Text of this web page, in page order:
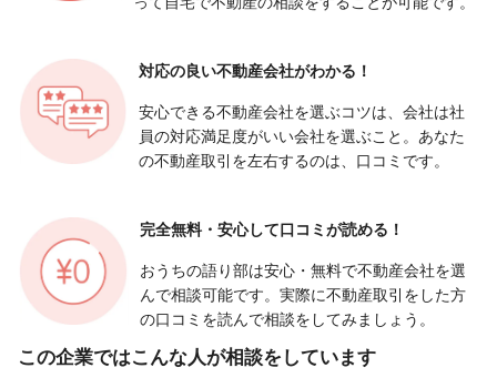
対応の良い不動産会社がわかる！
安心できる不動産会社を選ぶコツは、会社は社
員の対応満足度がいい会社を選ぶこと。あなた
の不動産取引を左右するのは、口コミです。
完全無料・安心して口コミが読める！
おうちの語り部は安心・無料で不動産会社を選
んで相談可能です。実際に不動産取引をした方
の口コミを読んで相談をしてみましょう。
この企業ではこんな人が相談をしています